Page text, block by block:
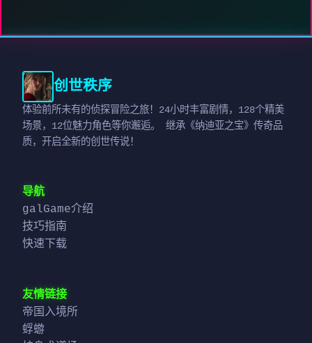
创世秩序
体验前所未有的侦探冒险之旅！24小时丰富剧情，128个精美
场景，12位魅力角色等你邂逅。 继承《纳迪亚之宝》传奇品
质，开启全新的创世传说！
导航
galGame介绍
技巧指南
快速下载
友情链接
帝国入境所
蜉蝣